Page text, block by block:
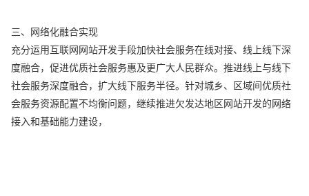
三、网络化融合实现
充分运用互联网网站开发手段加快社会服务在线对接、线上线下深
度融合，促进优质社会服务惠及更广大人民群众。推进线上与线下
社会服务深度融合，扩大线下服务半径。针对城乡、区域间优质社
会服务资源配置不均衡问题，继续推进欠发达地区网站开发的网络
接入和基础能力建设，